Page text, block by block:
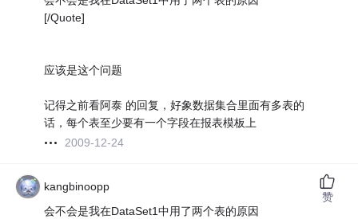
[/Quote]
应该是这个问题
记得之前看阿泰 的回复，好象数据集合里面有多表的
话，每个表至少要有一个字段在报表模板上
2009-12-24
kangbinoopp
会不会是我在DataSet1中用了两个表的原因
赞